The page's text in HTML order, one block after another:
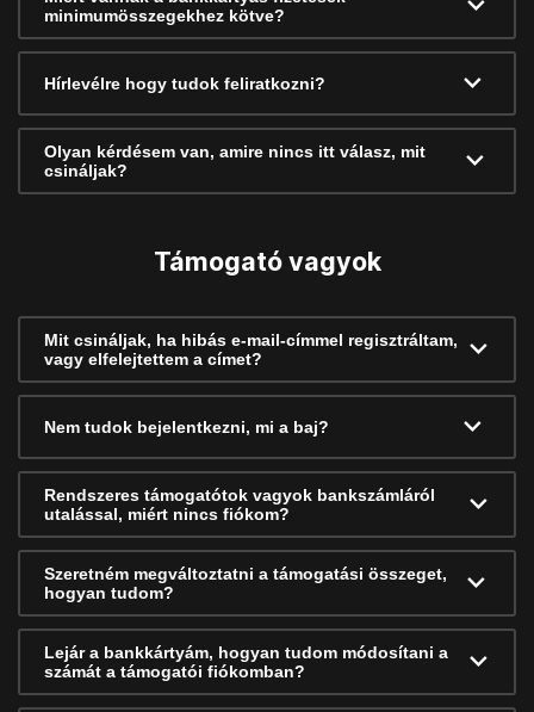
minimumösszegekhez kötve?
Hírlevélre hogy tudok feliratkozni?
Olyan kérdésem van, amire nincs itt válasz, mit
csináljak?
Támogató vagyok
Mit csináljak, ha hibás e-mail-címmel regisztráltam,
vagy elfelejtettem a címet?
Nem tudok bejelentkezni, mi a baj?
Rendszeres támogatótok vagyok bankszámláról
utalással, miért nincs fiókom?
Szeretném megváltoztatni a támogatási összeget,
hogyan tudom?
Lejár a bankkártyám, hogyan tudom módosítani a
számát a támogatói fiókomban?